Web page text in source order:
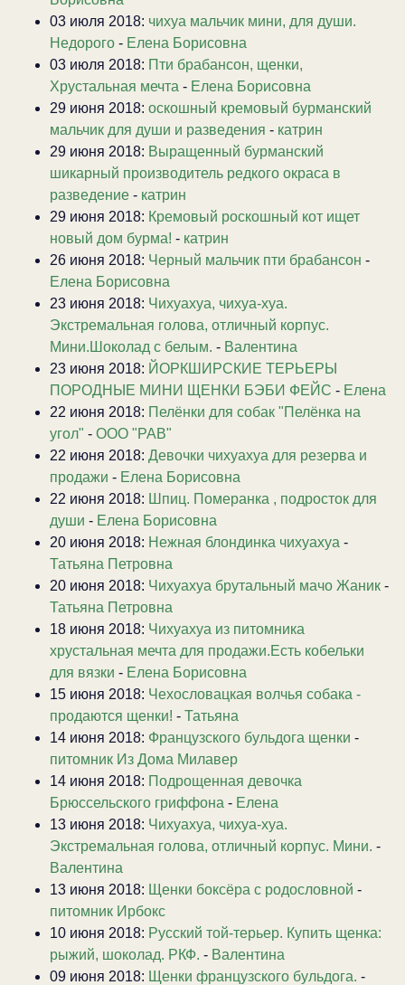
03 июля 2018: чихуа мальчик мини, для души.
Недорого - Елена Борисовна
03 июля 2018: Пти брабансон, щенки,
Хрустальная мечта - Елена Борисовна
29 июня 2018: оскошный кремовый бурманский
мальчик для души и разведения - катрин
29 июня 2018: Выращенный бурманский
шикарный производитель редкого окраса в
разведение - катрин
29 июня 2018: Кремовый роскошный кот ищет
новый дом бурма! - катрин
26 июня 2018: Черный мальчик пти брабансон -
Елена Борисовна
23 июня 2018: Чихуахуа, чихуа-хуа.
Экстремальная голова, отличный корпус.
Мини.Шоколад с белым. - Валентина
23 июня 2018: ЙОРКШИРСКИЕ ТЕРЬЕРЫ
ПОРОДНЫЕ МИНИ ЩЕНКИ БЭБИ ФЕЙС - Елена
22 июня 2018: Пелёнки для собак "Пелёнка на
угол" - ООО "РАВ"
22 июня 2018: Девочки чихуахуа для резерва и
продажи - Елена Борисовна
22 июня 2018: Шпиц. Померанка , подросток для
души - Елена Борисовна
20 июня 2018: Нежная блондинка чихуахуа -
Татьяна Петровна
20 июня 2018: Чихуахуа брутальный мачо Жаник -
Татьяна Петровна
18 июня 2018: Чихуахуа из питомника
хрустальная мечта для продажи.Есть кобельки
для вязки - Елена Борисовна
15 июня 2018: Чехословацкая волчья собака -
продаются щенки! - Татьяна
14 июня 2018: Французского бульдога щенки -
питомник Из Дома Милавер
14 июня 2018: Подрощенная девочка
Брюссельского гриффона - Елена
13 июня 2018: Чихуахуа, чихуа-хуа.
Экстремальная голова, отличный корпус. Мини. -
Валентина
13 июня 2018: Щенки боксёра с родословной -
питомник Ирбокс
10 июня 2018: Русский той-терьер. Купить щенка:
рыжий, шоколад. РКФ. - Валентина
09 июня 2018: Щенки французского бульдога. -